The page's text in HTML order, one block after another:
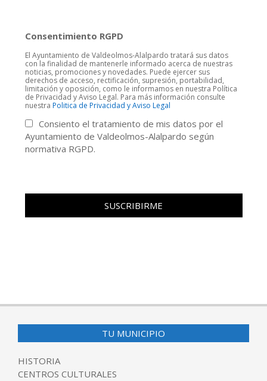
Consentimiento RGPD
El Ayuntamiento de Valdeolmos-Alalpardo tratará sus datos
con la finalidad de mantenerle informado acerca de nuestras
noticias, promociones y novedades. Puede ejercer sus
derechos de acceso, rectificación, supresión, portabilidad,
limitación y oposición, como le informamos en nuestra Política
de Privacidad y Aviso Legal. Para más información consulte
nuestra Politica de Privacidad y Aviso Legal
Consiento el tratamiento de mis datos por el
Ayuntamiento de Valdeolmos-Alalpardo según
normativa RGPD.
TU MUNICIPIO
HISTORIA
CENTROS CULTURALES